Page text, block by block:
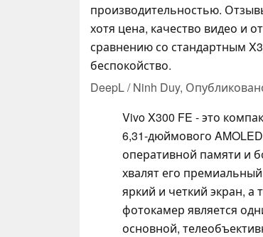
производительностью.
хотя цена, качество видео и
сравнению со стандартным
беспокойство.
DeepL / Ninh Duy,
Vivo X300 FE - это
6,31-дюймового
оперативной памяти и
хвалят его
яркий и четкий экран,
фотокамер является
основной,